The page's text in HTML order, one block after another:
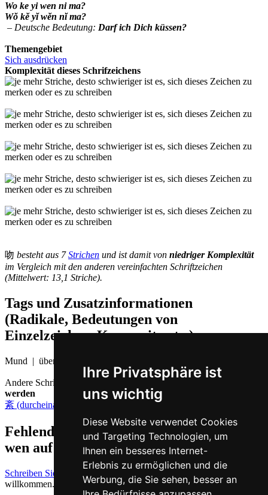
Ihre Privatsphäre ist
uns wichtig
Diese Website verwendet Cookies
und Targeting Technologien, um
Ihnen ein besseres Internet-
Erlebnis zu ermöglichen und die
Werbung, die Sie sehen, besser an
Wo ke yi wen ni ma?
Wŏ kĕ yĭ wĕn nĭ ma?
– Deutsche Bedeutung: Darf ich Dich küssen?
Themengebiet
Sich ausdrücken
Komplexität dieses Schrifzeichens
吻 besteht aus 7Strichen und ist damit von niedriger Komplexität
im Vergleich mit den anderen vereinfachten Schriftzeichen
(Mittelwert: 13,1 Striche).
Tags und Zusatzinformationen
(Radikale, Bedeutungen von
Einzelzeichen, Komposita etc.)
Mund | übereinstimmen
Andere Schriftzeichen, die auf Chinesisch
werden
紊 (durcheinander)
Fehlende oder falsche Übersetzung für
wen auf Deutsch melden
Schreiben Sie uns!
Ihr Feedback und konstruktive Kritik sind stets
willkommen.